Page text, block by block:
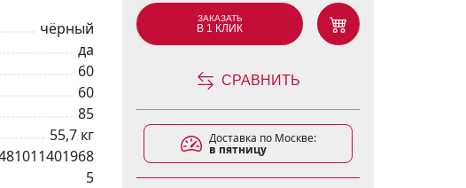
чёрный
да
60
60
85
55,7 кг
5
ЗАКАЗАТЬ
В 1 КЛИК
СРАВНИТЬ
Доставка по Москве:
в пятницу